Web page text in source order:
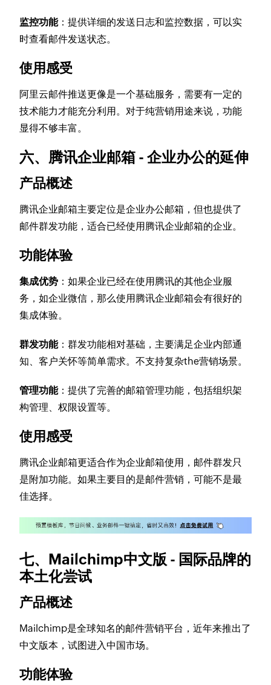
监控功能：提供详细的发送日志和监控数据，可以实
时查看邮件发送状态。
使用感受
阿里云邮件推送更像是一个基础服务，需要有一定的
技术能力才能充分利用。对于纯营销用途来说，功能
显得不够丰富。
六、腾讯企业邮箱 - 企业办公的延伸
产品概述
腾讯企业邮箱主要定位是企业办公邮箱，但也提供了
邮件群发功能，适合已经使用腾讯企业邮箱的企业。
功能体验
集成优势 ：如果企业已经在使用腾讯的其他企业服
务，如企业微信，那么使用腾讯企业邮箱会有很好的
集成体验。
群发功能：群发功能相对基础，主要满足企业内部通
知、客户关怀等简单需求。不支持复杂the营销场景。
管理功能：提供了完善的邮箱管理功能，包括组织架
构管理、权限设置等。
使用感受
腾讯企业邮箱更适合作为企业邮箱使用，邮件群发只
是附加功能。如果主要目的是邮件营销，可能不是最
佳选择。
七、Mailchimp中文版 - 国际品牌的
本土化尝试
产品概述
Mailchimp是全球知名的邮件营销平台，近年来推出了
中文版本，试图进入中国市场。
功能体验